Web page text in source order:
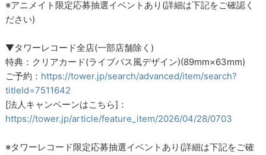
※アニメイト限定応募抽選イベントあり(詳細は下記をご確認く
ださい)
▼タワーレコード全店(一部店舗除く)
特典：クリアカード(ライブパス風デザイン)(89mm×63mm)
ご予約： https://tower.jp/search/advanced/item/search?
titleId=7511642
[法人キャンペーンはこちら]：
https://tower.jp/article/feature_item/2026/04/28/0703
※タワーレコード限定応募抽選イベントあり(詳細は下記をご確